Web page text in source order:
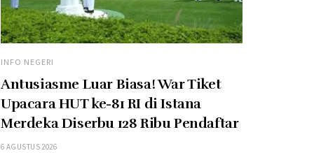
INFO NEGERI
Antusiasme Luar Biasa! War Tiket
Upacara HUT ke-81 RI di Istana
Merdeka Diserbu 128 Ribu Pendaftar
6 AGUSTUS 2026